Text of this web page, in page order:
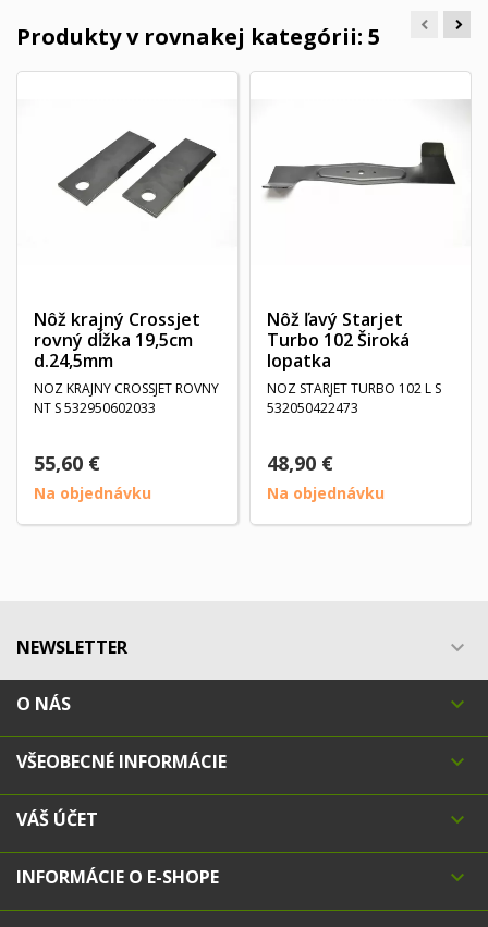
Produkty v rovnakej kategórii: 5
Nôž krajný Crossjet
rovný dĺžka 19,5cm
d.24,5mm
NOZ KRAJNY CROSSJET ROVNY
NT S 532950602033
55,60 €
Na objednávku
Nôž ľavý Starjet
Turbo 102 Široká
lopatka
NOZ STARJET TURBO 102 L S
532050422473
48,90 €
Na objednávku
NEWSLETTER 
O NÁS 
VŠEOBECNÉ INFORMÁCIE 
VÁŠ ÚČET 
INFORMÁCIE O E-SHOPE 